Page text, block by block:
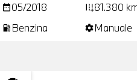
date_range05/2018 add_road81.380
local_gas_station Benzina settingsManuale